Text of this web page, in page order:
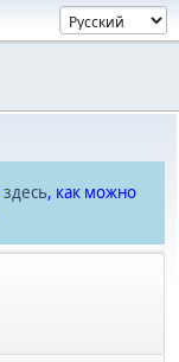
здесь, как можно